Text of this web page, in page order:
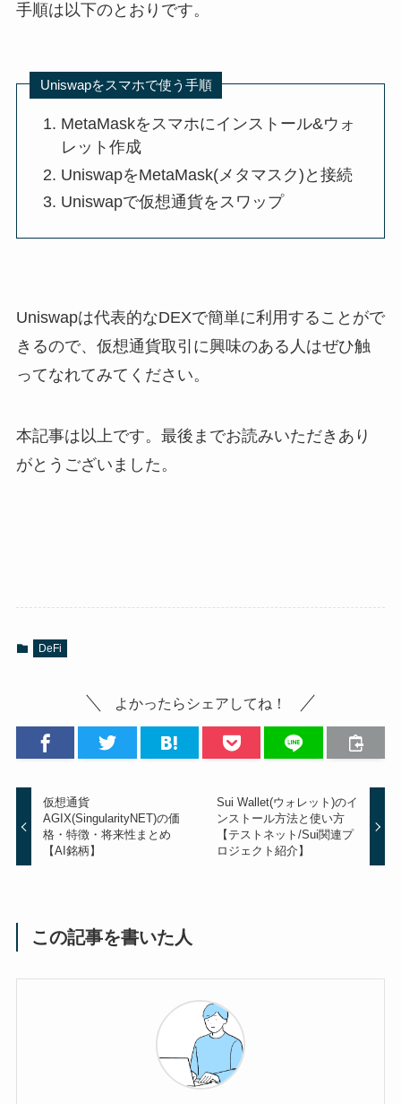
手順は以下のとおりです。
Uniswapをスマホで使う手順
MetaMaskをスマホにインストール&ウォ
レット作成
UniswapをMetaMask(メタマスク)と接続
Uniswapで仮想通貨をスワップ
Uniswapは代表的なDEXで簡単に利用することがで
きるので、仮想通貨取引に興味のある人はぜひ触
ってなれてみてください。
本記事は以上です。最後までお読みいただきあり
がとうございました。
DeFi
よかったらシェアしてね！
仮想通貨
AGIX(SingularityNET)の価
格・特徴・将来性まとめ
【AI銘柄】
Sui Wallet(ウォレット)のイ
ンストール方法と使い方
【テストネット/Sui関連プ
ロジェクト紹介】
この記事を書いた人